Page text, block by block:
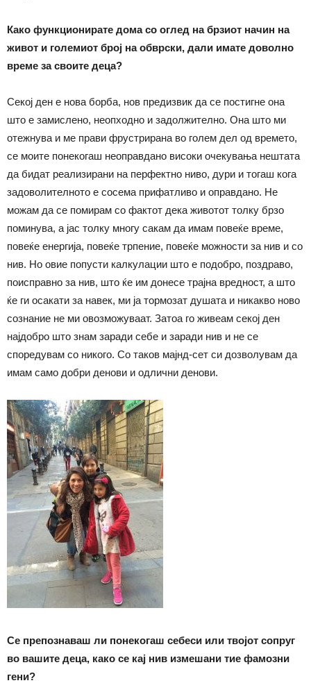
Како функционирате дома со оглед на брзиот начин на
живот и големиот број на обврски, дали имате доволно
време за своите деца?
Секој ден е нова борба, нов предизвик да се постигне она
што е замислено, неопходно и задолжително. Она што ми
отежнува и ме прави фрустрирана во голем дел од времето,
се моите понекогаш неоправдано високи очекувања нештата
да бидат реализирани на перфектно ниво, дури и тогаш кога
задоволителното е сосема прифатливо и оправдано. Не
можам да се помирам со фактот дека животот толку брзо
поминува, а јас толку многу сакам да имам повеќе време,
повеќе енергија, повеќе трпение, повеќе можности за нив и со
нив. Но овие попусти калкулации што е подобро, поздраво,
поисправно за нив, што ќе им донесе трајна вредност, а што
ќе ги осакати за навек, ми ја тормозат душата и никакво ново
сознание не ми овозможуваат. Затоа го живеам секој ден
најдобро што знам заради себе и заради нив и не се
споредувам со никого. Со таков мајнд-сет си дозволувам да
имам само добри денови и одлични денови.
Се препознаваш ли понекогаш себеси или твојот сопруг
во вашите деца, како се кај нив измешани тие фамозни
гени?